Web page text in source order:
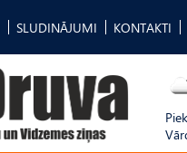
SLUDINĀJUMI KONTAKTI